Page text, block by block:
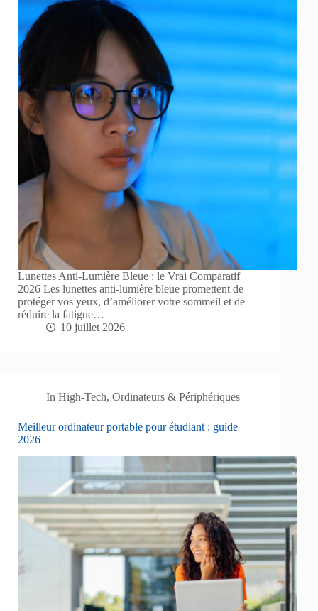
Lunettes Anti-Lumière Bleue : le Vrai Comparatif
2026 Les lunettes anti-lumière bleue promettent de
protéger vos yeux, d’améliorer votre sommeil et de
réduire la fatigue…
10 juillet 2026
In High-Tech,Ordinateurs & Périphériques
Meilleur ordinateur portable pour étudiant : guide
2026